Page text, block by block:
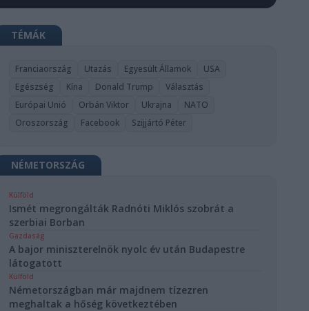
TÉMÁK
Franciaország Utazás Egyesült Államok
USA
Egészség
Kína Donald Trump
Választás
Európai Unió
Orbán Viktor Ukrajna
NATO
Oroszország
Facebook Szijjártó Péter
NÉMETORSZÁG
Külföld
Ismét megrongálták Radnóti Miklós szobrát a
szerbiai Borban
Gazdaság
A bajor miniszterelnök nyolc év után Budapestre
látogatott
Külföld
Németországban már majdnem tízezren
meghaltak a hőség következtében